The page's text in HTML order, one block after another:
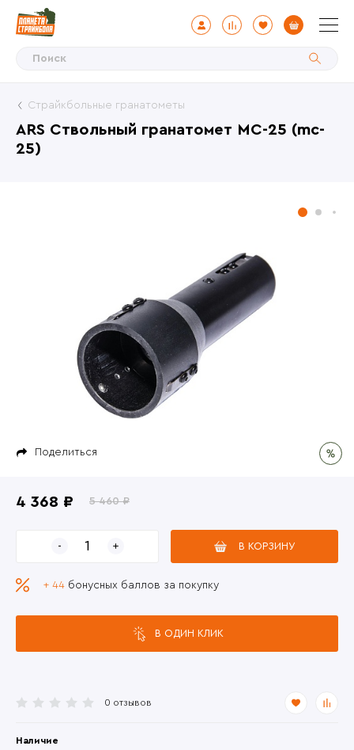
ARS Ствольный гранатомет МС-25 (mc-
25)
Страйкбольные гранатометы
Поделиться
0 отзывов
Наличие
4 368 ₽ 5 460 ₽
В КОРЗИНУ
+ 44 бонусных баллов за покупку
В ОДИН КЛИК